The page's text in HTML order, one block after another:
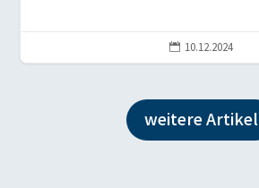
 10.12.2024
weitere Artikel